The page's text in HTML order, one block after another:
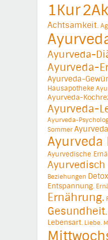
1Kur
Achtsamkeit.
Ayurveda-
Ayurveda-
Ayurveda-
Hausapotheke
Ayurveda-
Ayurveda-
Ayurveda-
Sommer
Ayurveda
Ayurvedische
Ayurvedisch
Beziehungen Detox
Entspannung.
Ernährung.
Gesundheit.
Lebensart. Liebe.